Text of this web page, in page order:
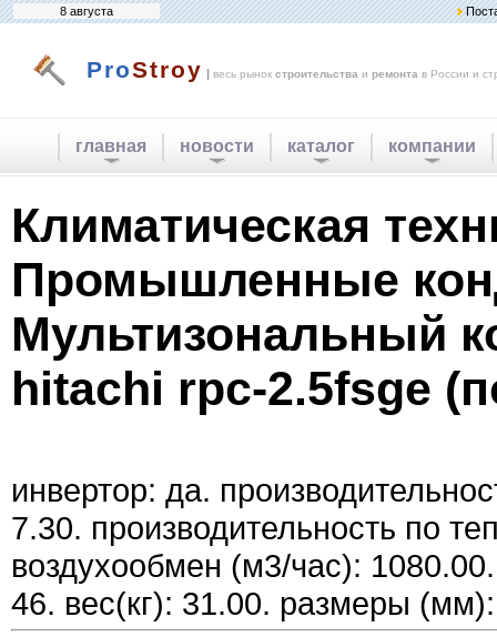
8 августа
ProStroy | весь рынок строительства и ремонта в России и
главная новости каталог компании
Климатическая
Промышленные
Мультизональный
hitachi rpc-2.5fsge
инвертор: да.
7.30. производительность по
воздухообмен (м3/час):
46. вес(кг): 31.00. размеры